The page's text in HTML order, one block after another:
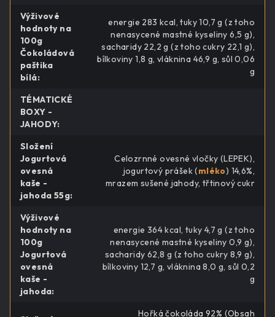
Výživové
hodnoty na
100g
Čokoládová
paštika
bílá:
energie 283 kcal, tuky 10,7 g (z toho
nenasycené mastné kyseliny 6,5 g),
sacharidy 22,2 g (z toho cukry 22,1 g),
bílkoviny 1,8 g, vláknina 46,9 g, sůl 0,06
g
TÉMATICKÉ
BOXY -
JAHODY:
Složení
Jogurtová
ovesná
kaše -
jahoda 55g:
Celozrnné ovesné vločky (LEPEK),
jogurtový prášek (mléko) 14,6%,
mrazem sušené jahody, třtinový cukr
Výživové
hodnoty na
100g
Jogurtová
ovesná
kaše -
jahoda:
energie 364 kcal, tuky 4,7 g (z toho
nenasycené mastné kyseliny 0,9 g),
sacharidy 62,8 g (z toho cukry 8,9 g),
bílkoviny 12,7 g, vláknina 8,0 g, sůl 0,2
g
Hořká čokoláda 92% (Obsah